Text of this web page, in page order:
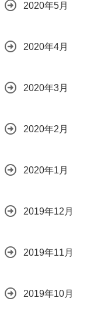
2020年5月
2020年4月
2020年3月
2020年2月
2020年1月
2019年12月
2019年11月
2019年10月